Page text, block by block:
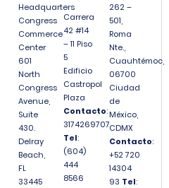
Headquarters
Congress
Commerce
Center
601
North
Congress
Avenue,
Suite
430.
Delray
Beach,
FL
33445
Carrera
42 #14
– 11 Piso
5
Edificio
Castropol
Plaza
Contacto:
3174269707
Tel:
(604)
444
8566
262 –
501,
Roma
Nte.,
Cuauhtémoc,
06700
Ciudad
de
México,
CDMX
Contacto:
+52 720
14304
93 Tel: